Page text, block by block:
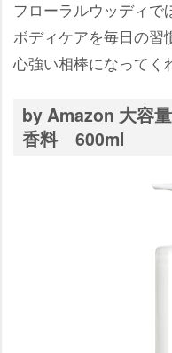
フローラルウッディで
ボディケアを毎日の習
心強い相棒になってく
by Amazon 大容
香料 600ml